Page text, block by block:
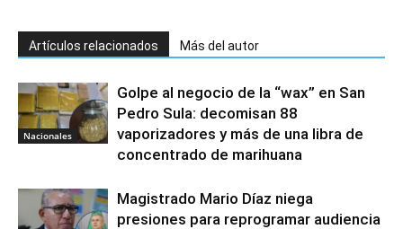
Artículos relacionados Más del autor
Nacionales
Golpe al negocio de la “wax” en San
Pedro Sula: decomisan 88
vaporizadores y más de una libra de
concentrado de marihuana
Magistrado Mario Díaz niega
presiones para reprogramar audiencia